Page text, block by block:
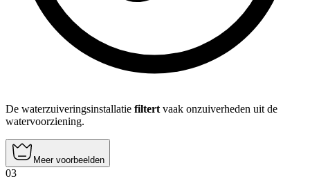
De waterzuiveringsinstallatie filtert vaak onzuiverheden uit de
watervoorziening.
Meer voorbeelden
03